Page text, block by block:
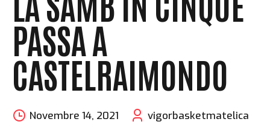
PASSA A
CASTELRAIMONDO
Novembre 14, 2021 vigorbasketmatelica